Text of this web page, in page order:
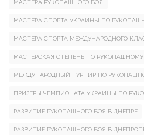
МАСТЕРА РУКОПАШНОГО БОЯ
МАСТЕРА СПОРТА УКРАИНЫ ПО
МАСТЕРА СПОРТА МЕЖДУНАРОДНОГО
МАСТЕРСКАЯ СТЕПЕНЬ ПО
МЕЖДУНАРОДНЫЙ ТУРНИР ПО
ПРИЗЕРЫ ЧЕМПИОНАТА УКРАИНЫ ПО
РАЗВИТИЕ РУКОПАШНОГО БОЯ В ДНЕПРЕ
РАЗВИТИЕ РУКОПАШНОГО БОЯ В